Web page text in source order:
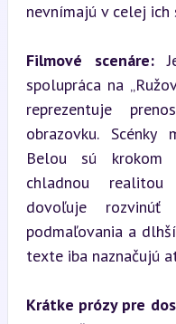
nevnímajú v celej ich
Filmové scenáre:
spolupráca na
reprezentuje
obrazovku. Scénky
Belou sú krokom
chladnou
dovoľuje rozvinúť
podmaľovania a
texte iba naznačujú
Krátke prózy pre